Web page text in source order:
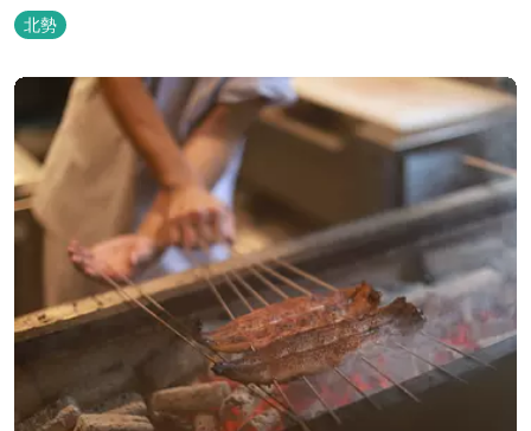
鑽を積んだ石垣雄介氏が開業した「そば切り石垣」。 翁伝統の完全
自家製粉による二八蕎麦を踏襲し、蕎麦と酒をシンプルに楽しむ店
を実現しました。国産蕎麦の香りを存分に引き出す、湯の山温泉の
天然の水の力...
北勢